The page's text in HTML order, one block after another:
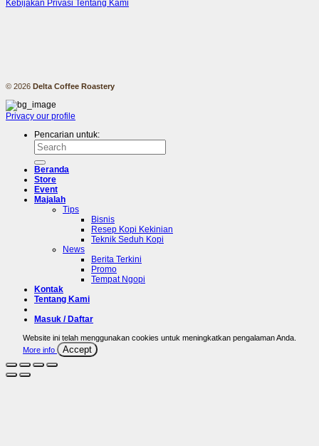
Kebijakan Privasi Tentang Kami
© 2026 Delta Coffee Roastery
Privacy our profile
Pencarian untuk:
Beranda
Store
Event
Majalah
Tips
Bisnis
Resep Kopi Kekinian
Teknik Seduh Kopi
News
Berita Terkini
Promo
Tempat Ngopi
Kontak
Tentang Kami
Masuk / Daftar
Website ini telah menggunakan cookies untuk meningkatkan pengalaman Anda.
More info
Accept